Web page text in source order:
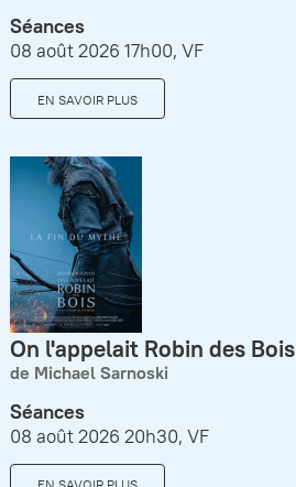
Séances
08 août 2026 17h00, VF
EN SAVOIR PLUS
On l'appelait Robin des Bois
de Michael Sarnoski
Séances
08 août 2026 20h30, VF